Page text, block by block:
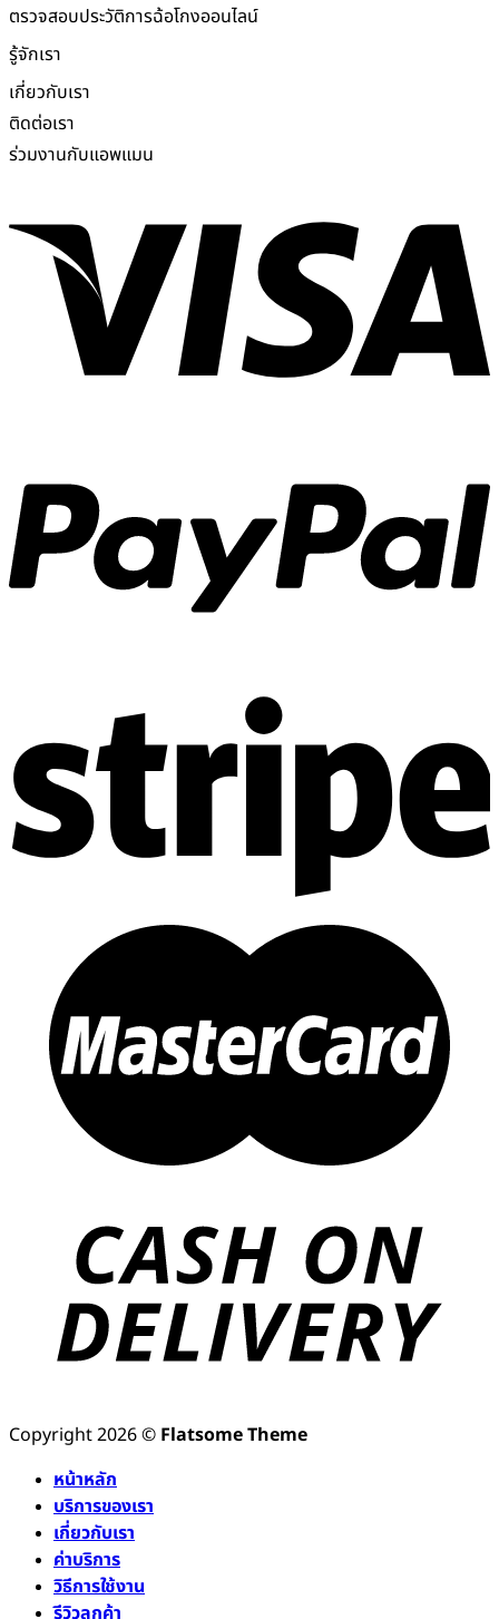
ตรวจสอบประวัติการฉ้อโกงออนไลน์
รู้จักเรา
เกี่ยวกับเรา
ติดต่อเรา
ร่วมงานกับแอพแมน
Copyright 2026 © Flatsome Theme
หน้าหลัก
บริการของเรา
เกี่ยวกับเรา
ค่าบริการ
วิธีการใช้งาน
รีวิวลูกค้า